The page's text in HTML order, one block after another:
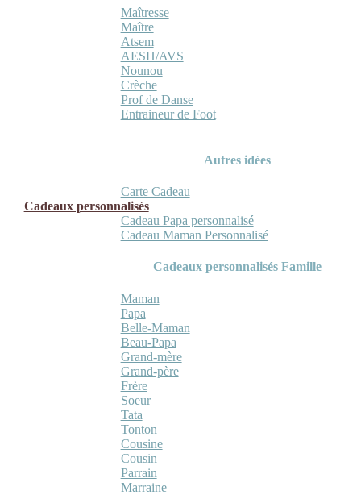
Maîtresse
Maître
Atsem
AESH/AVS
Nounou
Crèche
Prof de Danse
Entraineur de Foot
Autres idées
Carte Cadeau
Cadeaux personnalisés
Cadeau Papa personnalisé
Cadeau Maman Personnalisé
Cadeaux personnalisés Famille
Maman
Papa
Belle-Maman
Beau-Papa
Grand-mère
Grand-père
Frère
Soeur
Tata
Tonton
Cousine
Cousin
Parrain
Marraine